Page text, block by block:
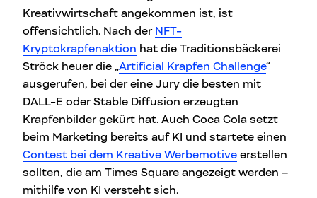
Kreativwirtschaft angekommen ist, ist
offensichtlich. Nach der NFT-
Kryptokrapfenaktion hat die Traditionsbäckerei
Ströck heuer die „Artificial Krapfen Challenge“
ausgerufen, bei der eine Jury die besten mit
DALL-E oder Stable Diffusion erzeugten
Krapfenbilder gekürt hat. Auch Coca Cola setzt
beim Marketing bereits auf KI und startete einen
Contest bei dem Kreative Werbemotive erstellen
sollten, die am Times Square angezeigt werden –
mithilfe von KI versteht sich.